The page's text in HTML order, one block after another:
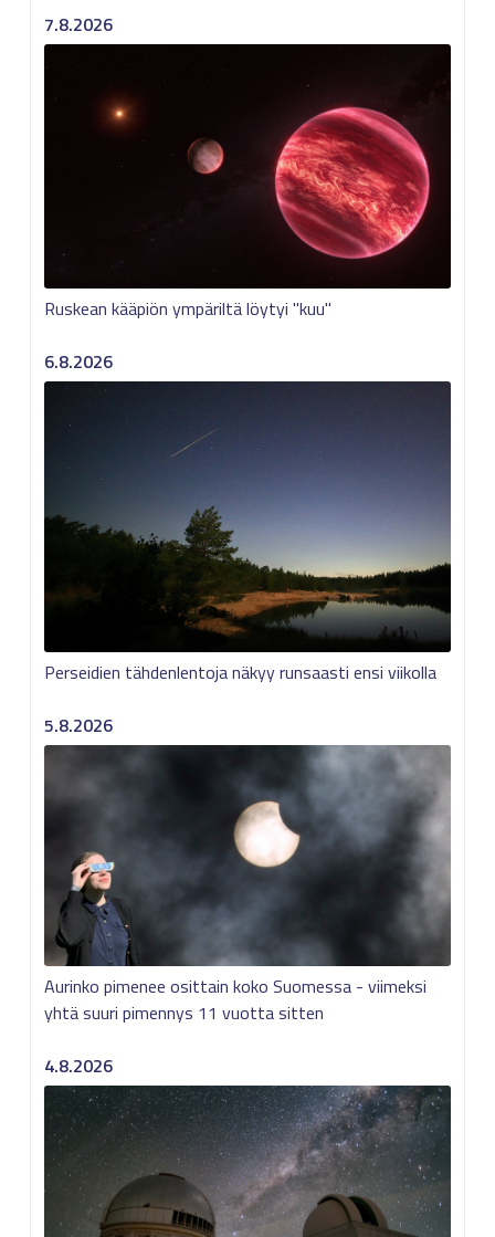
7.8.2026
Ruskean kääpiön ympäriltä löytyi "kuu"
6.8.2026
Perseidien tähdenlentoja näkyy runsaasti ensi viikolla
5.8.2026
Aurinko pimenee osittain koko Suomessa - viimeksi
yhtä suuri pimennys 11 vuotta sitten
4.8.2026